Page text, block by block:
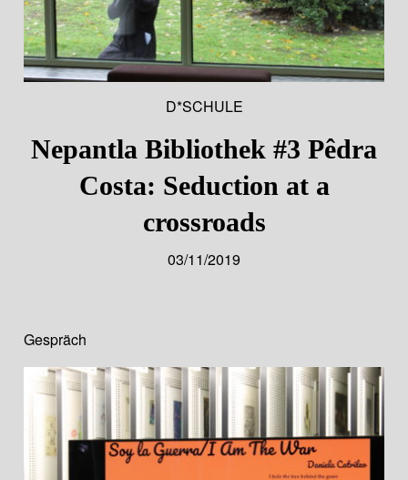
D*SCHULE
Nepantla Bibliothek #3 Pêdra
Costa: Seduction at a
crossroads
03/11/2019
Gespräch